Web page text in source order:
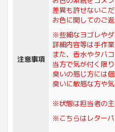
注意事項
差異も許せないこ
お色に関してのご
※些細なヨゴレや
詳細内容等は手作
また、香水やタバ
当方で気が付く限
臭いの感じ方には
臭いに敏感な方や
※状態は担当者の
※こちらはレター